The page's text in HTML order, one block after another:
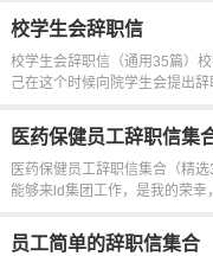
校学生会辞职信
校学生会辞职信（通用35篇）
己在这个时候向院学生会提出辞
医药保健员工辞职信集
医药保健员工辞职信集合（精
能够来ld集团工作，是我的荣幸
员工简单的辞职信集合